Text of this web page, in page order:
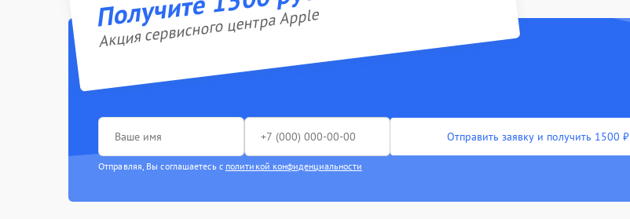
Акция сервисного центра Apple
Отправить заявку и получить 1500 ₽
Отправляя, Вы соглашаетесь с политикой конфиденциальности